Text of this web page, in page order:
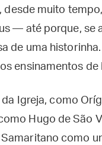
desde muito
— até porque, se
de uma
ensinamentos de
Igreja, como
Hugo de São
como